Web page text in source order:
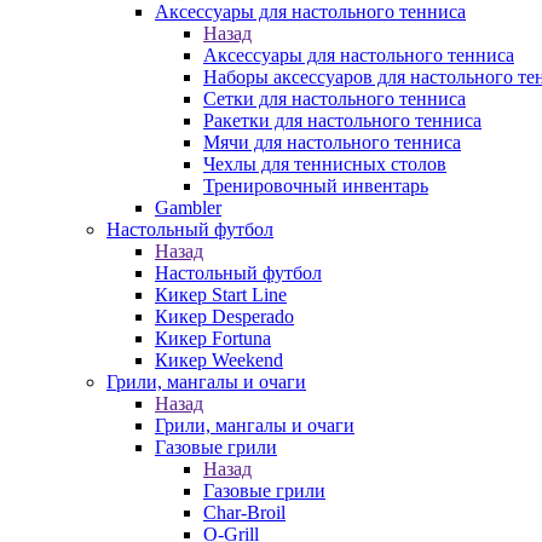
Аксессуары для настольного тенниса
Назад
Аксессуары для настольного тенниса
Наборы аксессуаров для настольного
Сетки для настольного тенниса
Ракетки для настольного тенниса
Мячи для настольного тенниса
Чехлы для теннисных столов
Тренировочный инвентарь
Gambler
Настольный футбол
Назад
Настольный футбол
Кикер Start Line
Кикер Desperado
Кикер Fortuna
Кикер Weekend
Грили, мангалы и очаги
Назад
Грили, мангалы и очаги
Газовые грили
Назад
Газовые грили
Char-Broil
O-Grill